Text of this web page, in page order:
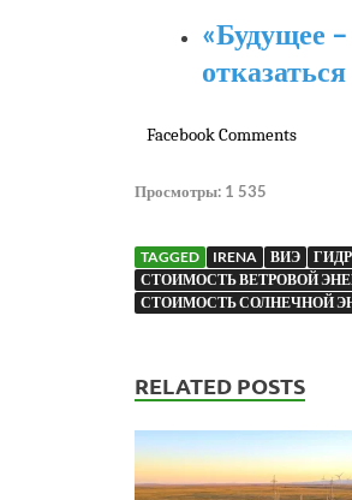
«Будущее
Facebook Comments
Просмотры: 1 535
TAGGED IRENA ВИЭ
СТОИМОСТЬ ВЕТРОВОЙ
СТОИМОСТЬ СОЛНЕЧНОЙ
RELATED POSTS